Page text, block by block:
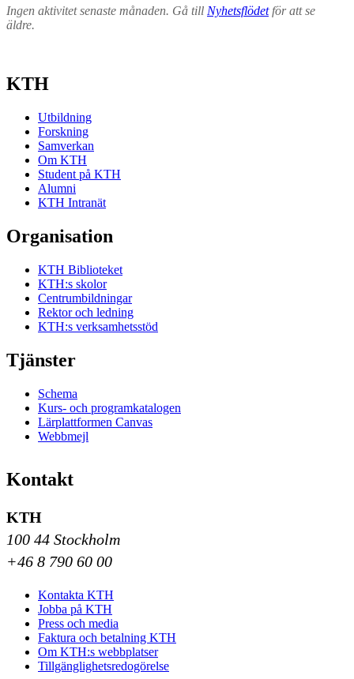
Ingen aktivitet senaste månaden. Gå till Nyhetsflödetför att se
äldre.
KTH
Utbildning
Forskning
Samverkan
Om KTH
Student på KTH
Alumni
KTH Intranät
Organisation
KTH Biblioteket
KTH:s skolor
Centrumbildningar
Rektor och ledning
KTH:s verksamhetsstöd
Tjänster
Schema
Kurs- och programkatalogen
Lärplattformen Canvas
Webbmejl
Kontakt
KTH
100 44 Stockholm
+46 8 790 60 00
Kontakta KTH
Jobba på KTH
Press och media
Faktura och betalning KTH
Om KTH:s webbplatser
Tillgänglighetsredogörelse